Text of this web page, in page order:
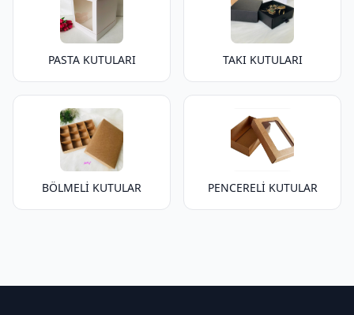
PASTA KUTULARI TAKI KUTULARI
BÖLMELİ KUTULAR PENCERELİ KUTULAR